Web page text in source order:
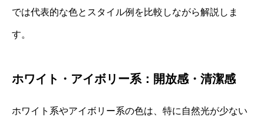
では代表的な色とスタイル例を比較しながら解説しま
す。
ホワイト・アイボリー系：開放感・清潔感
ホワイト系やアイボリー系の色は、特に自然光が少ない